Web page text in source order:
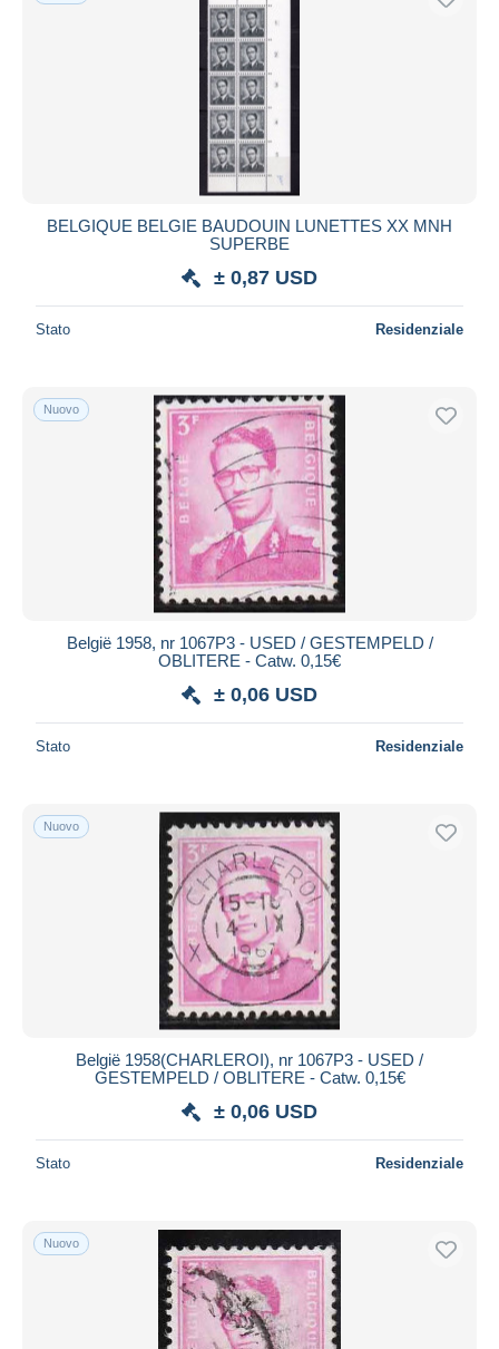
BELGIQUE BELGIE BAUDOUIN LUNETTES XX MNH
SUPERBE
± 0,87 USD
Stato Residenziale
Nuovo
België 1958, nr 1067P3 - USED / GESTEMPELD /
OBLITERE - Catw. 0,15€
± 0,06 USD
Stato Residenziale
Nuovo
België 1958(CHARLEROI), nr 1067P3 - USED /
GESTEMPELD / OBLITERE - Catw. 0,15€
± 0,06 USD
Stato Residenziale
Nuovo